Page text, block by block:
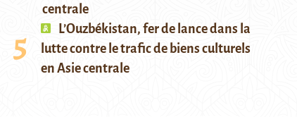
centrale
L’Ouzbékistan, fer de lance dans la
lutte contre le trafic de biens culturels
en Asie centrale